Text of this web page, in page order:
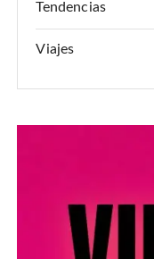
Tendencias
Viajes